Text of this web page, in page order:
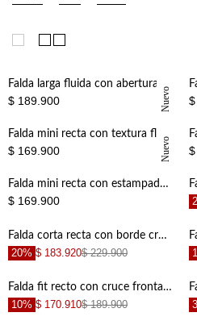
Nuevo
+
Falda larga fluida con abertura lateral en punto de modal café para mujer
$ 189.900
Nuevo
Falda mini recta con textura floral en algodón marfil para mujer
$ 169.900
Falda mini recta con estampado desgastado en denim de algodón azul para mujer
$ 169.900
Falda corta recta con borde crochet y flecos de algodón marfil para mujer
20% $ 183.920$ 229.900
Falda fit recto con cruce frontal en algodón marrón para mujer
10% $ 170.910$ 189.900